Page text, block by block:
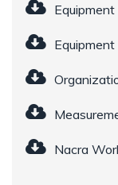
Nacra